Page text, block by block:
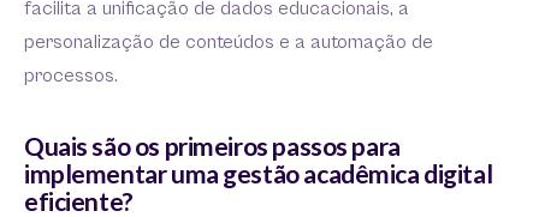
facilita a unificação de dados educacionais, a
personalização de conteúdos e a automação de
processos.
Quais são os primeiros passos para
implementar uma gestão acadêmica digital
eficiente?